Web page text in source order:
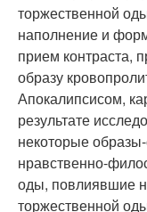
торжественной
наполнение и
прием контраста,
образу
Апокалипсисом,
результате
некоторые
нравственно-
оды, повлиявшие
торжественной